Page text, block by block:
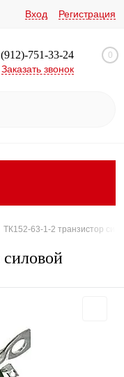
Вход Регистрация
751-33-24
Заказать звонок
0
ТК152-63-1-2 транзистор